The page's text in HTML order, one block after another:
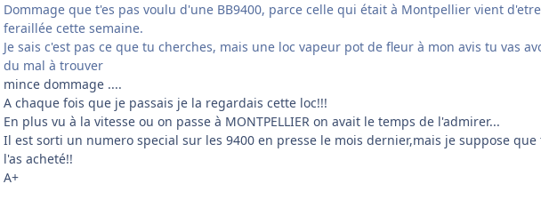
Dommage que t'es pas voulu d'une BB9400, parce celle qui était à Montpellier vient d'etre
feraillée cette semaine.
Je sais c'est pas ce que tu cherches, mais une loc vapeur pot de fleur à mon avis tu vas
du mal à trouver
mince dommage ....
A chaque fois que je passais je la regardais cette loc!!!
En plus vu à la vitesse ou on passe à MONTPELLIER on avait le temps de l'admirer...
Il est sorti un numero special sur les 9400 en presse le mois dernier,mais je suppose que
l'as acheté!!
A+